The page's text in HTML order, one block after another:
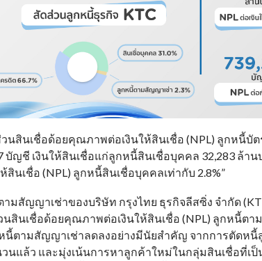
วนสินเชื่อด้อยคุณภาพต่อเงินให้สินเชื่อ (NPL) ลูกหนี้บัต
บัญชี เงินให้สินเชื่อแก่ลูกหนี้สินเชื่อบุคคล 32,283 ล้
สินเชื่อ (NPL) ลูกหนี้สินเชื่อบุคคลเท่ากับ 2.8%”
ามสัญญาเช่าของบริษัท กรุงไทย ธุรกิจลีสซิ่ง จำกัด
นสินเชื่อด้อยคุณภาพต่อเงินให้สินเชื่อ (NPL) ลูกหนี้ตา
นี้ตามสัญญาเช่าลดลงอย่างมีนัยสำคัญ จากการตัดหนี้
วนแล้ว และมุ่งเน้นการหาลูกค้าใหม่ในกลุ่มสินเชื่อที่